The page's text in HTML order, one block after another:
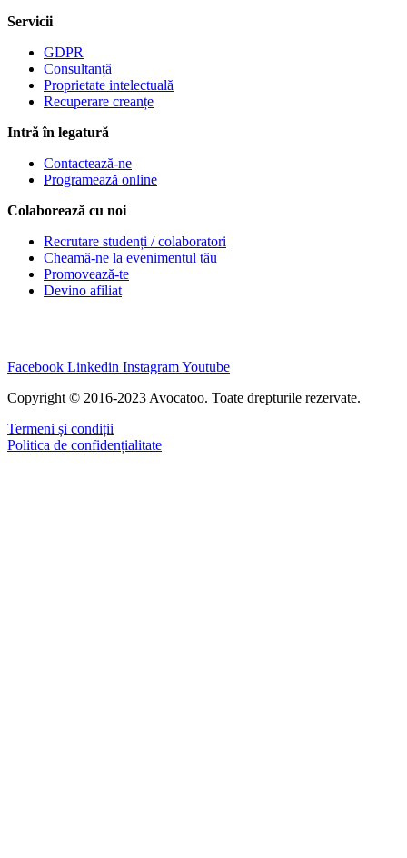
Servicii
GDPR
Consultanță
Proprietate intelectuală
Recuperare creanțe
Intră în legatură
Contactează-ne
Programează online
Colaborează cu noi
Recrutare studenți / colaboratori
Cheamă-ne la evenimentul tău
Promovează-te
Devino afiliat
Facebook Linkedin InstagramYoutube
Copyright © 2016-2023 Avocatoo. Toate drepturile rezervate.
Termeni și condiții
Politica de confidențialitate